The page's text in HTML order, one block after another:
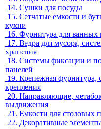
14. Сушки для посуды
15. Сетчатые емкости и
кухни
16. Фурнитура для ванных
17. Ведра для мусора,
хранения
18. Системы фиксации и
панелей
19. Крепежная фурнитура,
крепления
20. Направляющие,
выдвижения
21. Емкости для столовых
22. Декоративные